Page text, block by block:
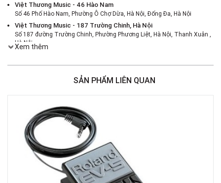
Việt Thương Music - 46 Hào Nam
Số 46 Phố Hào Nam, Phường Ô Chợ Dừa, Hà Nội, Đống Đa, Hà Nội
Việt Thương Music - 187 Trường Chinh, Hà Nội
Số 187 đường Trường Chinh, Phường Phương Liệt, Hà Nội, Thanh Xuân ,
Hà Nội
386 Cách Mạng Tháng Tám, Phường Nhiêu Lộc, TPHCM, Quận 3, Hồ Chí
Việt Thương Music - 369 Điện Biên Phủ
180B Võ Thị Sáu, Phường Xuân Hòa, TPHCM, Quận 3, Hồ Chí Minh
Việt Thương Music - Crescent Mall
6F-01 Tầng 6 Trung Tâm Thương Mại Crescent Mall, 101 Tôn Dật Tiên,
Phường Tân Mỹ, TPHCM, Quận 7, Hồ Chí Minh
Việt Thương Music - 49E Phan Đăng Lưu
49E Phan Đăng Lưu, Phường Bình Thạnh, TPHCM, Quận Bình Thạnh, Hồ
Xem thêm
SẢN PHẨM LIÊN QUAN